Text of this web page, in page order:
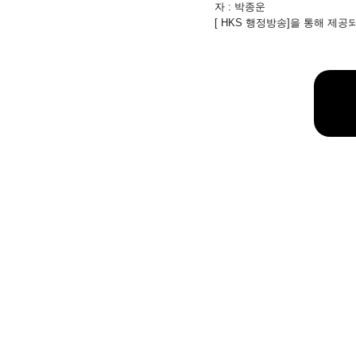
자 : 박종운
[ HKS 행정방송]을 통해 제공